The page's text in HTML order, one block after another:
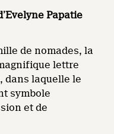
Papatie
de nomades, la
lettre
dans laquelle le
symbole
et de